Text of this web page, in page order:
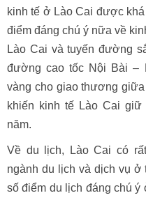
kinh tế ở Lào Cai được
điểm đáng chú ý nữa về
Lào Cai và tuyến đường
đường cao tốc Nội Bài –
vàng cho giao thương
khiến kinh tế Lào Cai
năm.
Về du lịch, Lào Cai có
ngành du lịch và dịch vụ ở
số điểm du lịch đáng chú